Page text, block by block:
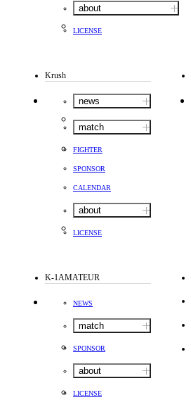
about
LICENSE
Krush
news
match
FIGHTER
SPONSOR
CALENDAR
about
LICENSE
K-1AMATEUR
NEWS
match
SPONSOR
about
LICENSE